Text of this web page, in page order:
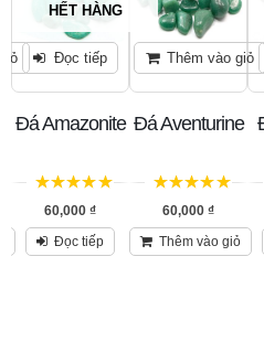
HẾT HÀNG
Đọc tiếp
Đá Amazonite
60,000 ₫
Đọc tiếp
Thêm vào giỏ
Đá Aventurine
60,000 ₫
Thêm vào giỏ